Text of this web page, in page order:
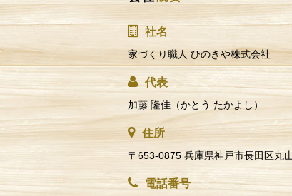
社名
家づくり職人 ひのきや株式会社
代表
加藤 隆佳（かとう たかよし）
住所
〒653-0875 兵庫県神戸市長田区丸
電話番号